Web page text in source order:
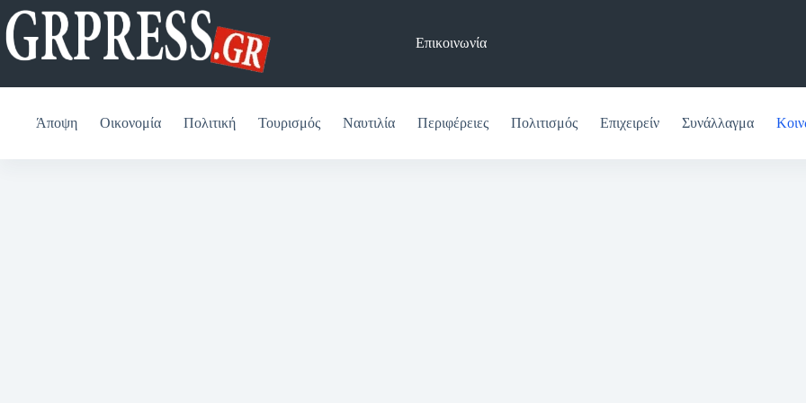
Μετάβαση
στο
περιεχόμενο
Επικοινωνία
Άποψη Οικονομία Πολιτική Τουρισμός Ναυτιλία Περιφέρειες Πολιτισμός Επιχειρείν Συνάλλαγμα